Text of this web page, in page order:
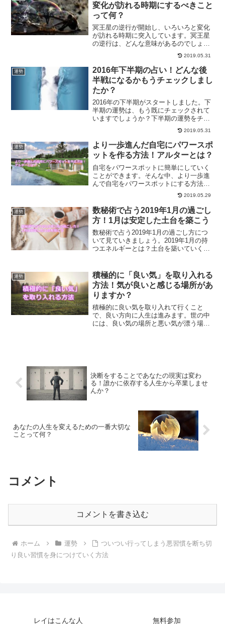
変化が訪れる時期にするべきこと
って何？
冥王星の逆行が開始し、いろいろと変化
が訪れる時期に突入しています。冥王星
の逆行は、どんな意味があるのでしょう
か？また、冥王星の逆行が私たちに与え
る影響について、そんな時期にどうすれ
ばいいのかについて解説します。
2019.05.31
運勢
2016年下半期の占い！どんな後
半戦になるかもうチェックしまし
たか？
2016年の下半期がスタートしました。下
半期の運勢は、もう既にチェックされて
いますでしょうか？下半期の運勢をチェ
ックしておく事で、どんな下半期になる
かがわかります。不運をあらかじめ防ぐ
ことも可能になります。あなたの2016年
下半期の運勢は？
2019.05.31
運勢
より一歩進んだ自宅にパワースポ
ットを作る方法！アルターとは？
自宅をパワースポットに簡単にしていく
ことができます。そんな中、より一歩進
んで自宅をパワースポットにする方法が
アルターを作ることです。アルターとは
一体何なのか？アルターの作り方につい
て解説していきます。
2019.05.29
運勢
数秘術で占う2019年1月の過ごし
方！1月は安定した土台を築こう
数秘術で占う2019年1月の過ごし方につ
いて見ていきましょう。2019年1月の持
つエネルギーとは？土台を築いていく１
運勢
積極的に「良い気」を取り入れる
方法！気が良いと感じる場所があ
りますか？
積極的に良い気を取り入れて行くこと
で、良い方向に人生は進みます。世の中
には、良い気の場所と悪い気が漂う場所
決断をすることであなたの現実は変わ
る！誰かに依存する人生から卒業しませ
んか？
あなたの人生を変えるための一番大切な
ことって何？
コメント
コメントを書き込む
ホーム 運勢
ついつい行ってしまう悪習慣を断ち切
り良い習慣を身につけていく方法
レイはこんな人 無料参加